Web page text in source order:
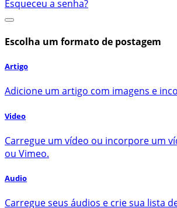
Esqueceu a senha?
Escolha um formato de postagem
Artigo
Adicione um artigo com imagens e
Video
Carregue um vídeo ou incorpore um
ou Vimeo.
Audio
Carregue seus áudios e crie sua lista